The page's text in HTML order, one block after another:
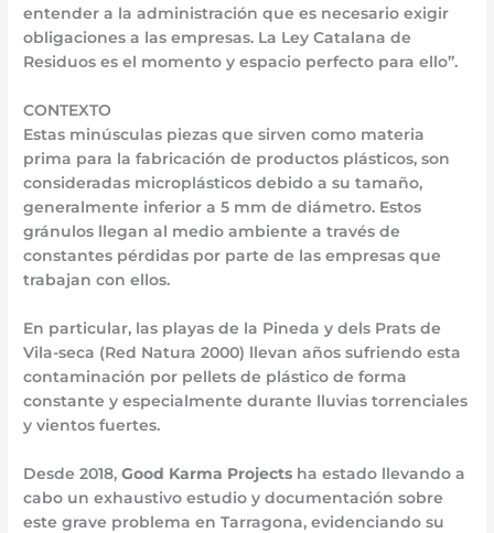
entender a la administración que es necesario exigir
obligaciones a las empresas. La Ley Catalana de
Residuos es el momento y espacio perfecto para ello”.
CONTEXTO
Estas minúsculas piezas que sirven como materia
prima para la fabricación de productos plásticos, son
consideradas microplásticos debido a su tamaño,
generalmente inferior a 5 mm de diámetro. Estos
gránulos llegan al medio ambiente a través de
constantes pérdidas por parte de las empresas que
trabajan con ellos.
En particular, las playas de la Pineda y dels Prats de
Vila-seca (Red Natura 2000) llevan años sufriendo esta
contaminación por pellets de plástico de forma
constante y especialmente durante lluvias torrenciales
y vientos fuertes.
Desde 2018,Good Karma Projects ha estado llevando a
cabo un exhaustivo estudio y documentación sobre
este grave problema en Tarragona, evidenciando su